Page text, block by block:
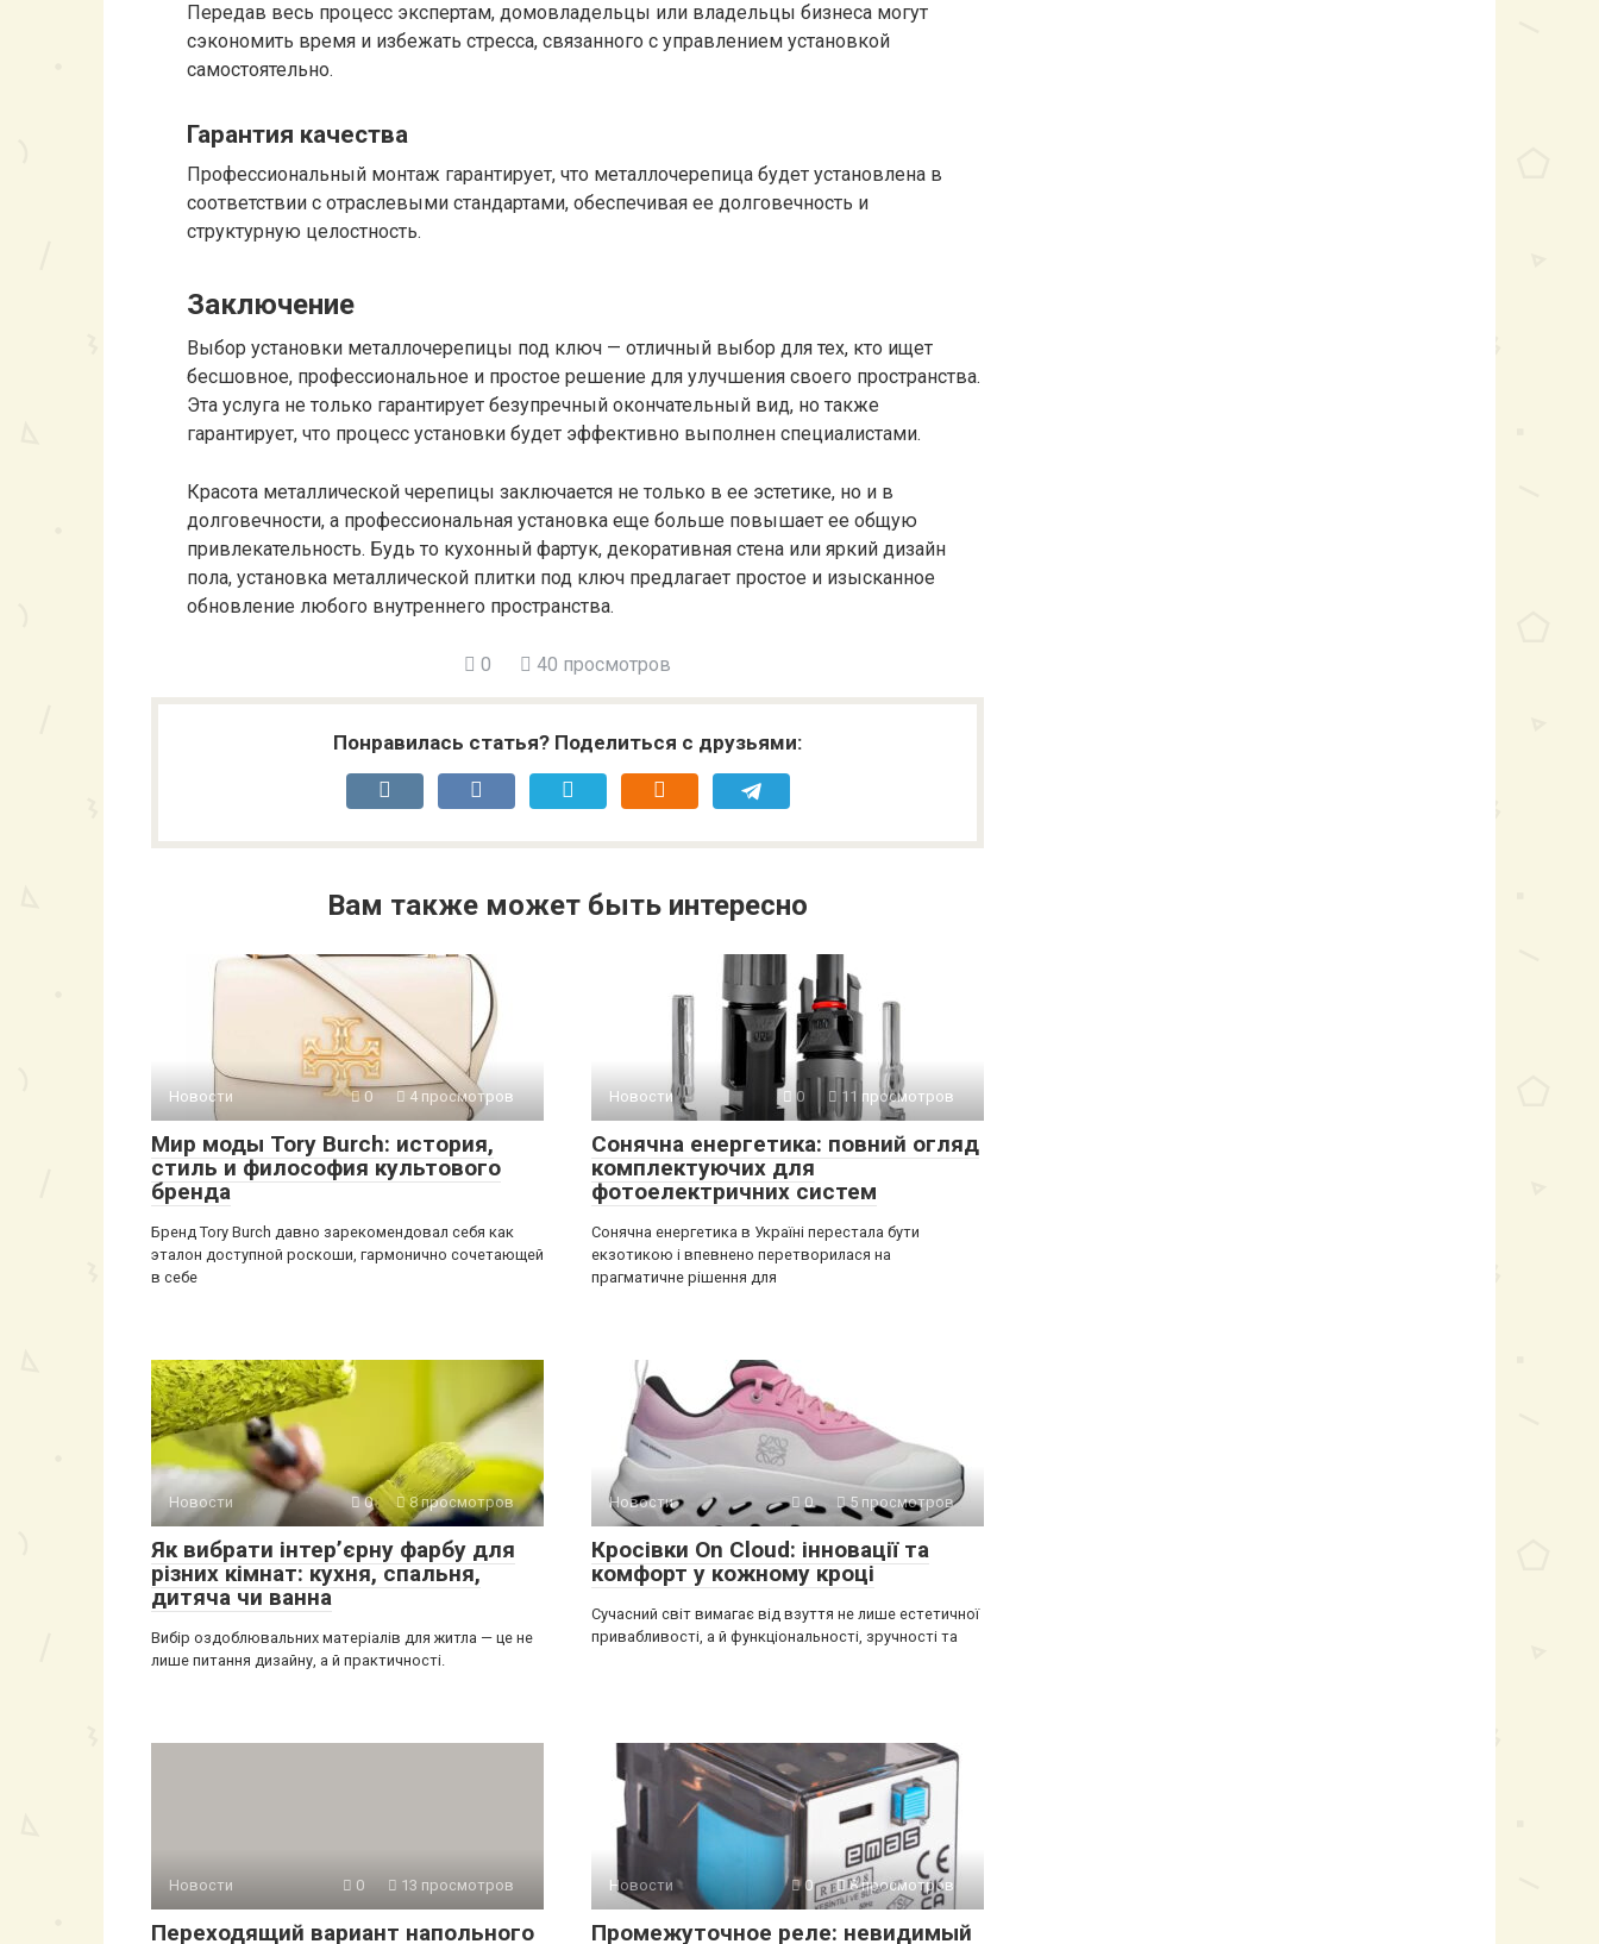
Передав весь процесс экспертам, домовладельцы или владельцы бизнеса могут
сэкономить время и избежать стресса, связанного с управлением установкой
самостоятельно.
Гарантия качества
Профессиональный монтаж гарантирует, что металлочерепица будет установлена в
соответствии с отраслевыми стандартами, обеспечивая ее долговечность и
структурную целостность.
Заключение
Выбор установки металлочерепицы под ключ — отличный выбор для тех, кто ищет
бесшовное, профессиональное и простое решение для улучшения своего пространства.
Эта услуга не только гарантирует безупречный окончательный вид, но также
гарантирует, что процесс установки будет эффективно выполнен специалистами.
Красота металлической черепицы заключается не только в ее эстетике, но и в
долговечности, а профессиональная установка еще больше повышает ее общую
привлекательность. Будь то кухонный фартук, декоративная стена или яркий дизайн
пола, установка металлической плитки под ключ предлагает простое и изысканное
обновление любого внутреннего пространства.
0 40 просмотров
Понравилась статья? Поделиться с друзьями:
Вам также может быть интересно
Новости 0 4 просмотров
Мир моды Tory Burch: история,
стиль и философия культового
бренда
Бренд Tory Burch давно зарекомендовал себя как
эталон доступной роскоши, гармонично сочетающей
в себе
Новости 0 11 просмотров
Сонячна енергетика: повний огляд
комплектуючих для
фотоелектричних систем
Сонячна енергетика в Україні перестала бути
екзотикою і впевнено перетворилася на
прагматичне рішення для
Новости 0 8 просмотров
Як вибрати інтер’єрну фарбу для
різних кімнат: кухня, спальня,
дитяча чи ванна
Вибір оздоблювальних матеріалів для житла — це не
лише питання дизайну, а й практичності.
Новости 0 5 просмотров
Кросівки On Cloud: інновації та
комфорт у кожному кроці
Сучасний світ вимагає від взуття не лише естетичної
привабливості, а й функціональності, зручності та
Новости 0 13 просмотров
Переходящий вариант напольного
Новости 0 8 просмотров
Промежуточное реле: невидимый